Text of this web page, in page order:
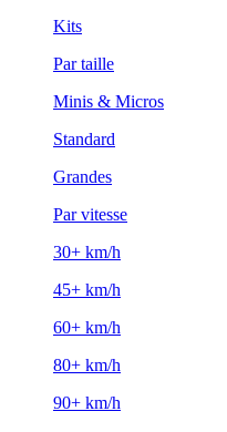
Kits
Par taille
Minis & Micros
Standard
Grandes
Par vitesse
30+ km/h
45+ km/h
60+ km/h
80+ km/h
90+ km/h